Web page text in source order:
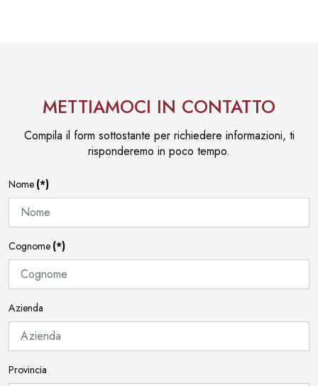
METTIAMOCI IN CONTATTO
Compila il form sottostante per richiedere informazioni, ti
risponderemo in poco tempo.
Nome (*)
Cognome (*)
Azienda
Provincia